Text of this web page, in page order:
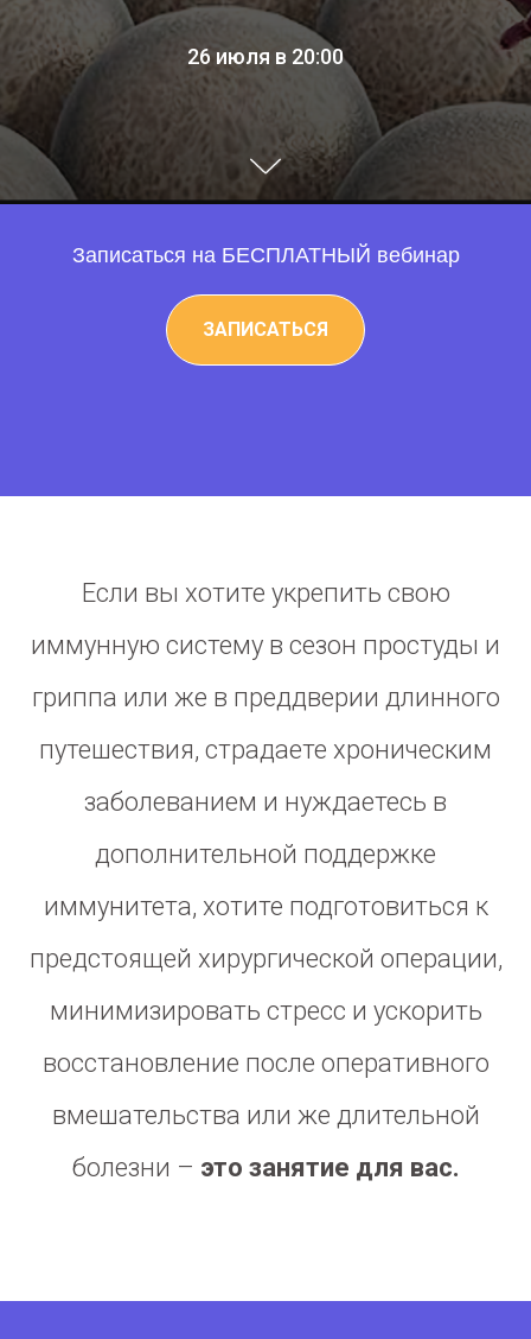
26 июля в 20:00
Записаться на БЕСПЛАТНЫЙ вебинар
ЗАПИСАТЬСЯ
Если вы хотите укрепить свою
иммунную систему в сезон простуды и
гриппа или же в преддверии длинного
путешествия, страдаете хроническим
заболеванием и нуждаетесь в
дополнительной поддержке
иммунитета, хотите подготовиться к
предстоящей хирургической операции,
минимизировать стресс и ускорить
восстановление после оперативного
вмешательства или же длительной
болезни – это занятие для вас.